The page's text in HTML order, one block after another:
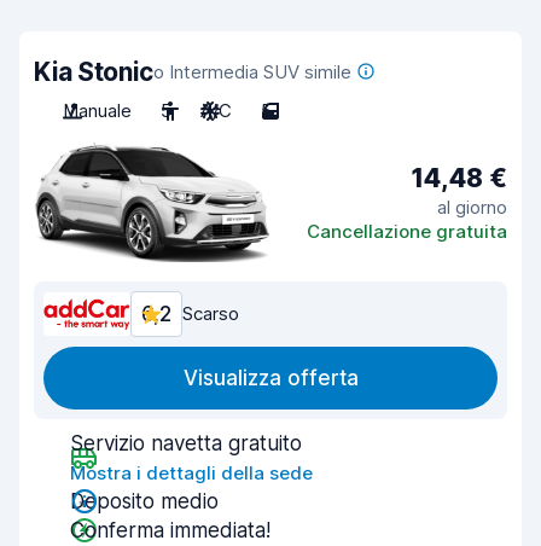
Kia Stonico Intermedia SUV simile
Manuale
5 A/C 5
14,48 €
al giorno
Cancellazione gratuita
6,2 Scarso
Visualizza offerta
Servizio navetta gratuito
Mostra i dettagli della sede
Deposito medio
Conferma immediata!